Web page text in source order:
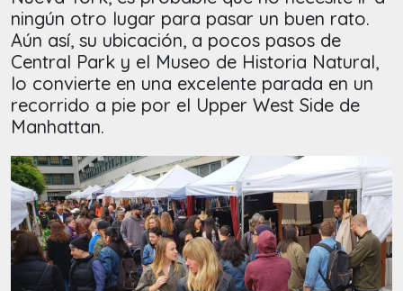
ningún otro lugar para pasar un buen rato.
Aún así, su ubicación, a pocos pasos de
Central Park y el Museo de Historia Natural,
lo convierte en una excelente parada en un
recorrido a pie por el Upper West Side de
Manhattan.